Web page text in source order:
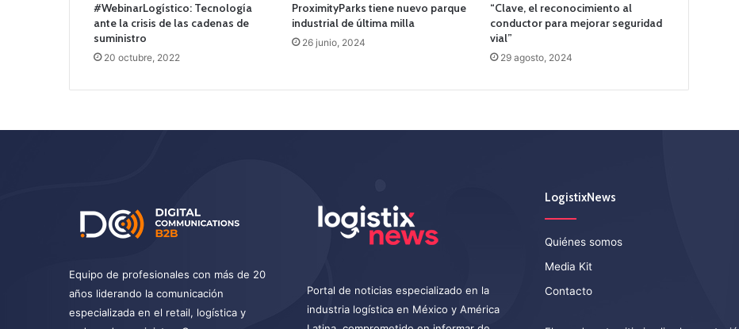
#WebinarLogístico: Tecnología
ante la crisis de las cadenas de
suministro
20 octubre, 2022
ProximityParks tiene nuevo parque
industrial de última milla
26 junio, 2024
“Clave, el reconocimiento al
conductor para mejorar seguridad
vial”
29 agosto, 2024
Equipo de profesionales con más de 20
años liderando la comunicación
especializada en el retail, logística y
Portal de noticias especializado en la
industria logística en México y América
LogistixNews
Quiénes somos
Media Kit
Contacto